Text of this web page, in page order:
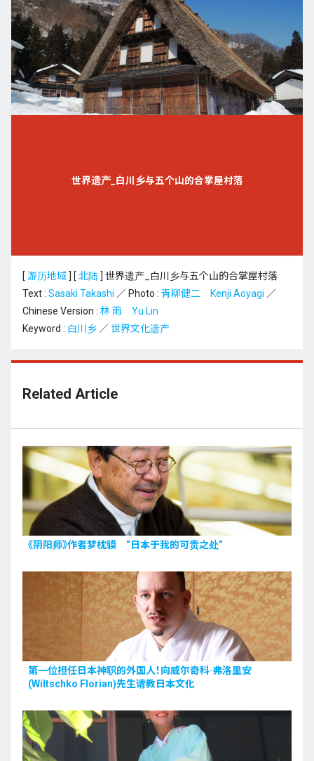
世界遗产_白川乡与五个山的合掌屋村落
[ 游历地域 ] [ 北陆 ] 世界遗产_白川乡与五个山的合掌屋村落
Text : Sasaki Takashi ／ Photo : 青柳健二 Kenji Aoyagi ／
Chinese Version : 林 雨 Yu Lin
Keyword : 白川乡 ／ 世界文化遗产
Related Article
《阴阳师》作者梦枕貘 “日本于我的可贵之处”
第一位担任日本神职的外国人！向威尔奇科·弗洛里安
(Wiltschko Florian)先生请教日本文化